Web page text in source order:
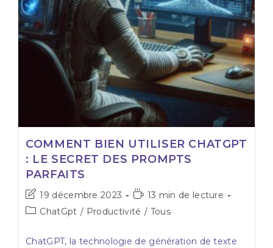
COMMENT BIEN UTILISER CHATGPT
: LE SECRET DES PROMPTS
PARFAITS
19 décembre 2023
13 min de lecture
ChatGpt / Productivité / Tous
ChatGPT, la technologie de génération de texte